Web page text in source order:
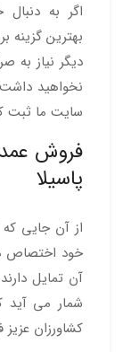
اگر به
بهترین گزینه
دیگر نیاز
نخواهید
سایت ما ثبت
فروش
پاسیلا
از آن جایی
خود اختصاص
آن تمایل
شمار می آید
کشاورزان